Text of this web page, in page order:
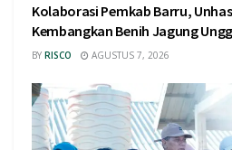
Kolaborasi Pemkab Barru,
Kembangkan Benih Jagung
BY RISCO AGUSTUS 7, 2026